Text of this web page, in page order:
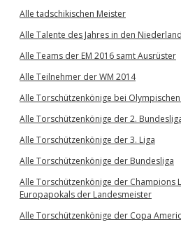
Alle tadschikischen Meister
Alle Talente des Jahres in den
Alle Teams der EM 2016 samt Ausrüster
Alle Teilnehmer der WM 2014
Alle Torschützenkönige bei
Alle Torschützenkönige der 2.
Alle Torschützenkönige der 3. Liga
Alle Torschützenkönige der Bundesliga
Alle Torschützenkönige der Champions
Europapokals der Landesmeister
Alle Torschützenkönige der Copa